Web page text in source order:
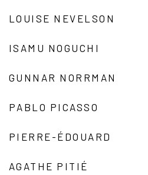
LOUISE NEVELSON
ISAMU NOGUCHI
GUNNAR NORRMAN
PABLO PICASSO
PIERRE-ÉDOUARD
AGATHE PITIÉ